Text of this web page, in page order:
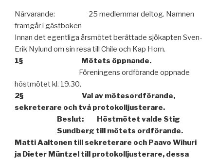
Närvarande: 25 medlemmar deltog. Namnen
framgår i gästboken
Innan det egentliga årsmötet berättade sjökapten Sven-
Erik Nylund om sin resa till Chile och Kap Horn.
1§ Mötets öppnande.
Föreningens ordförande oppnade
höstmötet kl. 19.30.
2§ Val av mötesordförande,
sekreterare och två protokolljusterare.
Beslut: Höstmötet valde Stig
Sundberg till mötets ordförande.
Matti Aaltonen till sekreterare och Paavo Wihuri
ja Dieter Müntzel till protokolljusterare, dessa